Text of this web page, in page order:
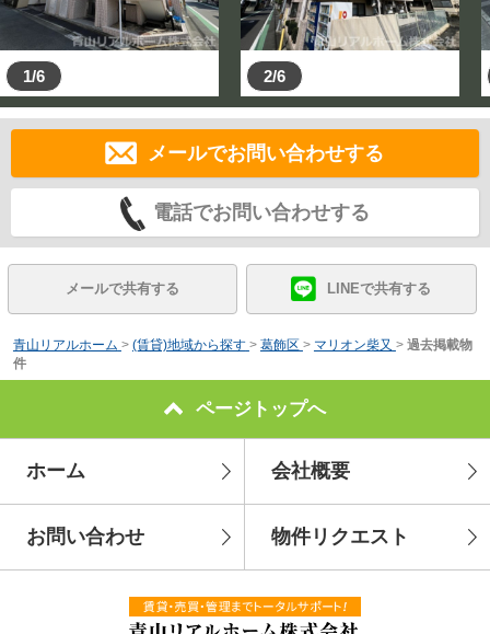
1/6 2/6
メールでお問い合わせする
電話でお問い合わせする
メールで共有する LINEで共有する
青山リアルホーム > (賃貸)地域から探す > 葛飾区 > マリオン柴又 > 過去掲載物
件
ページトップへ
ホーム 会社概要
お問い合わせ 物件リクエスト